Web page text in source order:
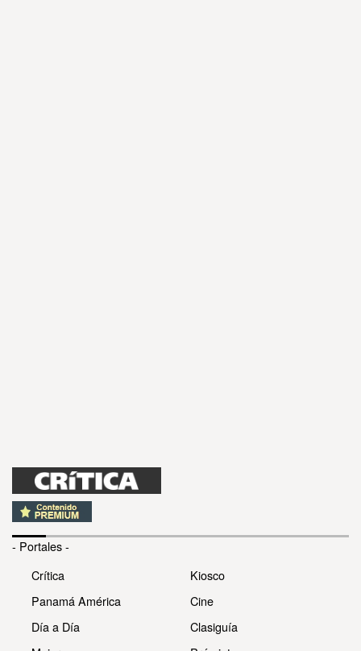
- Portales -
Crítica
Panamá América
Día a Día
Kiosco
Cine
Clasiguía